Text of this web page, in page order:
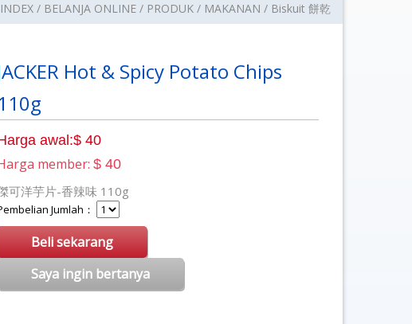
INDEX BELANJA ONLINE PRODUK MAKANAN Biskuit 餅乾
Hot & Spicy Potato Chips
awal:$ 40
member:$ 40
可洋芋片-香辣味 110g
Jumlah：
Beli sekarang
Saya ingin bertanya